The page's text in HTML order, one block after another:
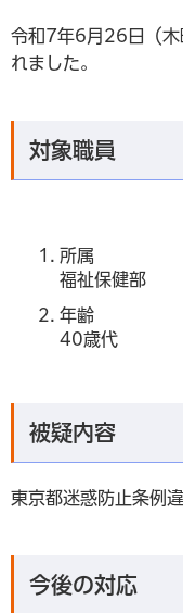
令和7年6月26日（木
れました。
対象職員
所属
福祉保健部
年齢
40歳代
被疑内容
東京都迷惑防止条例
今後の対応